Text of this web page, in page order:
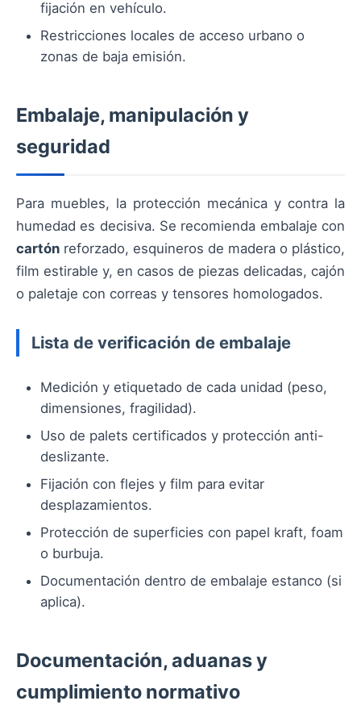
fijación en vehículo.
Restricciones locales de acceso urbano o
zonas de baja emisión.
Embalaje, manipulación y
seguridad
Para muebles, la protección mecánica y contra la
humedad es decisiva. Se recomienda embalaje con
cartón reforzado, esquineros de madera o plástico,
film estirable y, en casos de piezas delicadas, cajón
o paletaje con correas y tensores homologados.
Lista de verificación de embalaje
Medición y etiquetado de cada unidad (peso,
dimensiones, fragilidad).
Uso de palets certificados y protección anti-
deslizante.
Fijación con flejes y film para evitar
desplazamientos.
Protección de superficies con papel kraft, foam
o burbuja.
Documentación dentro de embalaje estanco (si
aplica).
Documentación, aduanas y
cumplimiento normativo